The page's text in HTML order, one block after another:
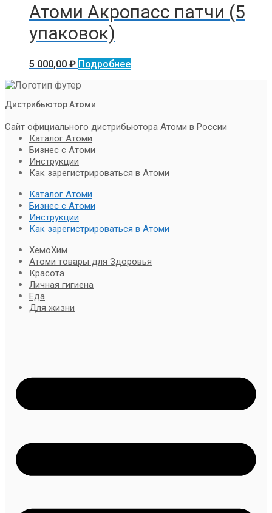
Атоми Акропасс патчи (5
упаковок)
5 000,00 ₽ Подробнее
Дистрибьютор Атоми
Сайт официального дистрибьютора Атоми в России
Каталог Атоми
Бизнес с Атоми
Инструкции
Как зарегистрироваться в Атоми
Каталог Атоми
Бизнес с Атоми
Инструкции
Как зарегистрироваться в Атоми
ХемоХим
Атоми товары для Здоровья
Красота
Личная гигиена
Еда
Для жизни